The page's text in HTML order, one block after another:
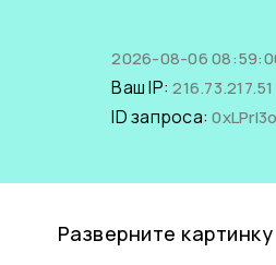
2026-08-06
Ваш IP:216.73.217.51
ID запроса:
Разверните